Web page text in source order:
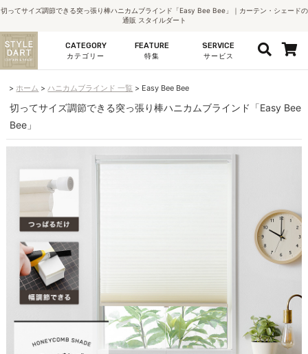
切ってサイズ調節できる突っ張り棒ハニカムブラインド「Easy Bee Bee」｜カーテン・シェードの
通販 スタイルダート
CATEGORY
カテゴリー
FEATURE
特集
SERVICE
サービス
ホーム ハニカムブラインド 一覧 Easy Bee Bee
切ってサイズ調節できる突っ張り棒ハニカムブラインド「Easy Bee
Bee」